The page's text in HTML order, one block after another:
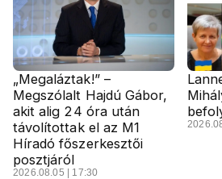
„Megaláztak!” –
Megszólalt Hajdú Gábor,
akit alig 24 óra után
távolítottak el az M1
Híradó főszerkesztői
posztjáról
2026.08.05 | 17:30